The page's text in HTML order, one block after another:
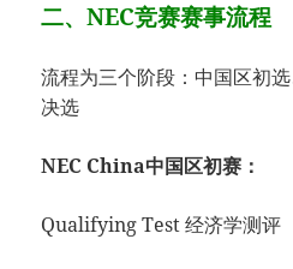
二、NEC竞赛赛事流程
流程为三个阶段：中国区初
决选
NEC China中国区初赛：
Qualifying Test 经济学测评